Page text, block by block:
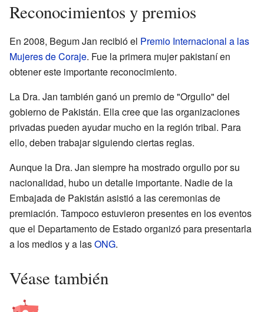
Reconocimientos y premios
En 2008, Begum Jan recibió el Premio Internacional a las
Mujeres de Coraje. Fue la primera mujer pakistaní en
obtener este importante reconocimiento.
La Dra. Jan también ganó un premio de "Orgullo" del
gobierno de Pakistán. Ella cree que las organizaciones
privadas pueden ayudar mucho en la región tribal. Para
ello, deben trabajar siguiendo ciertas reglas.
Aunque la Dra. Jan siempre ha mostrado orgullo por su
nacionalidad, hubo un detalle importante. Nadie de la
Embajada de Pakistán asistió a las ceremonias de
premiación. Tampoco estuvieron presentes en los eventos
que el Departamento de Estado organizó para presentarla
a los medios y a lasONG.
Véase también